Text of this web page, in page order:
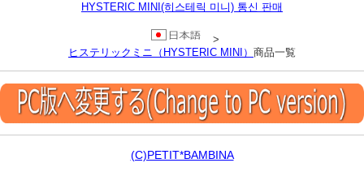
HYSTERIC MINI(히스테릭 미니) 통신 판매
>
ヒステリックミニ（HYSTERIC MINI） 商品一覧
(C)PETIT*BAMBINA